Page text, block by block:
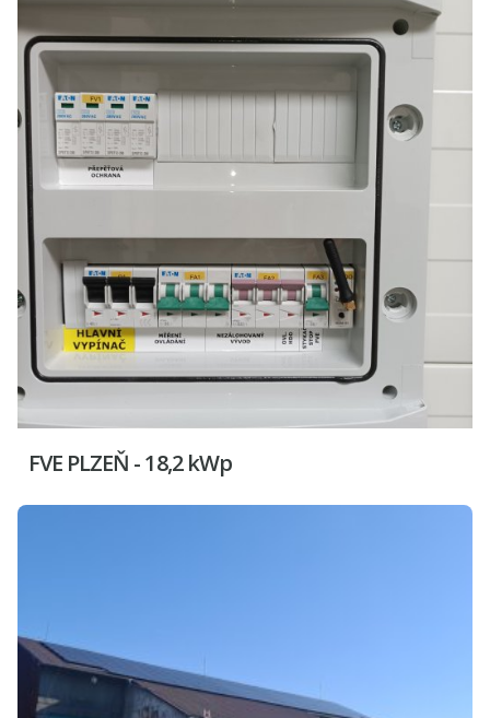
FVE PLZEŇ - 18,2 kWp